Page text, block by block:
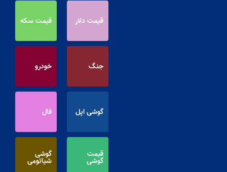
قیمت دلار قیمت سکه
جنگ خودرو
گوشی اپل فال
قیمت
گوشی
گوشی
شیائومی